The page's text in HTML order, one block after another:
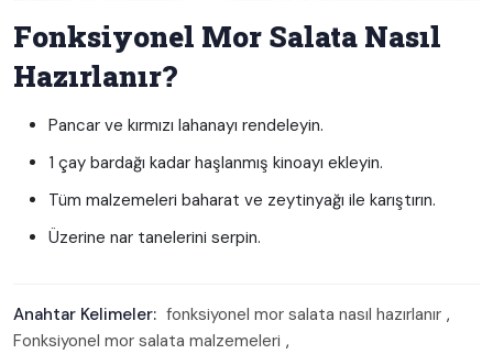
Fonksiyonel Mor Salata Nasıl
Hazırlanır?
Pancar ve kırmızı lahanayı rendeleyin.
1 çay bardağı kadar haşlanmış kinoayı ekleyin.
Tüm malzemeleri baharat ve zeytinyağı ile karıştırın.
Üzerine nar tanelerini serpin.
Anahtar Kelimeler: fonksiyonel mor salata nasıl hazırlanır ,
Fonksiyonel mor salata malzemeleri ,